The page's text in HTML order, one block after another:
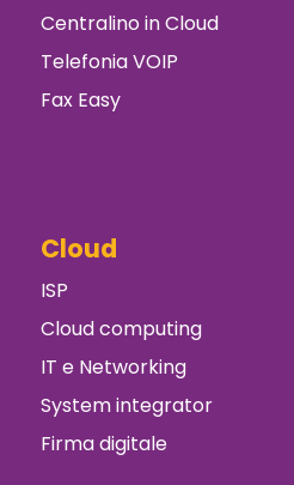
Centralino in Cloud
Telefonia VOIP
Fax Easy
Cloud
ISP
Cloud computing
IT e Networking
System integrator
Firma digitale